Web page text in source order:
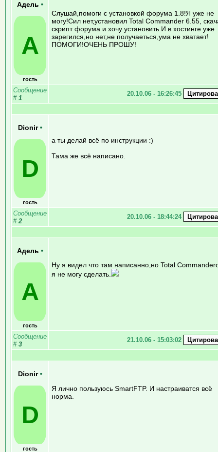
Адель •
А
гость
Слушай,помоги с установкой форума 1.8!Я уже не
могу!Сил нет,установил Total Commander 6.55,
скрипт форума и хочу установить.И в хостинге уже
зарегился,но нет,не получаеться,ума не хватает!
ПОМОГИ!ОЧЕНЬ ПРОШУ!
Сообщение
# 1
20.10.06 - 16:26:45
Dionir •
D
гость
а ты делай всё по инструкции :)
Тама же всё написано.
Сообщение
# 2
20.10.06 - 18:44:24
Адель •
А
гость
Ну я видел что там написанно,но Total
я не могу сделать.
Сообщение
# 3
21.10.06 - 15:03:02
Dionir •
D
гость
Я лично пользуюсь SmartFTP. И настраиватся всё
норма.